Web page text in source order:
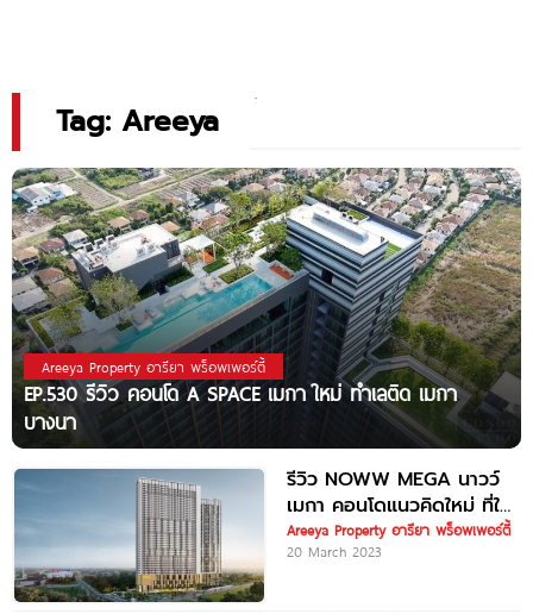
Tag: Areeya
Areeya Property อารียา พร็อพเพอร์ตี้
EP.530 รีวิว คอนโด A SPACE เมกา ใหม่ ทำเลติด เมกา
บางนา
รีวิว NOWW MEGA นาวว์
เมกา คอนโดแนวคิดใหม่ ที่ให้
ครบจบเท่าที่ชีวิตต้องการ
คอนโดแบรนด์ใหม่จาก
Areeya Property อารียา พร็อพเพอร์ตี้
20 March 2023